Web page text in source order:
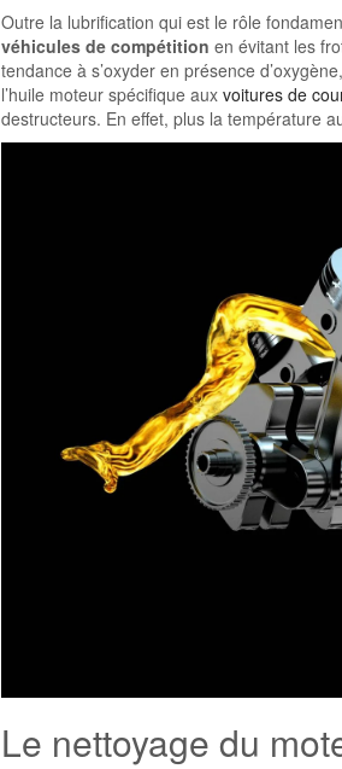
Outre la lubrification qui est le rôle
véhicules de compétition en évitant les
tendance à s’oxyder en présence
l’huile moteur spécifique aux voitures de
destructeurs. En effet, plus la température
Le nettoyage du